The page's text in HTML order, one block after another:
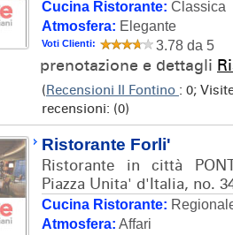
Cucina Ristorante: Classica
Atmosfera: Elegante
Voti Clienti: 3.78 da 5
prenotazione e dettagli
(Recensioni Il Fontino : 0;
recensioni: (0)
Ristorante Forli'
Ristorante in città
Piazza Unita' d'Italia, no.
Cucina Ristorante:
Atmosfera: Affari